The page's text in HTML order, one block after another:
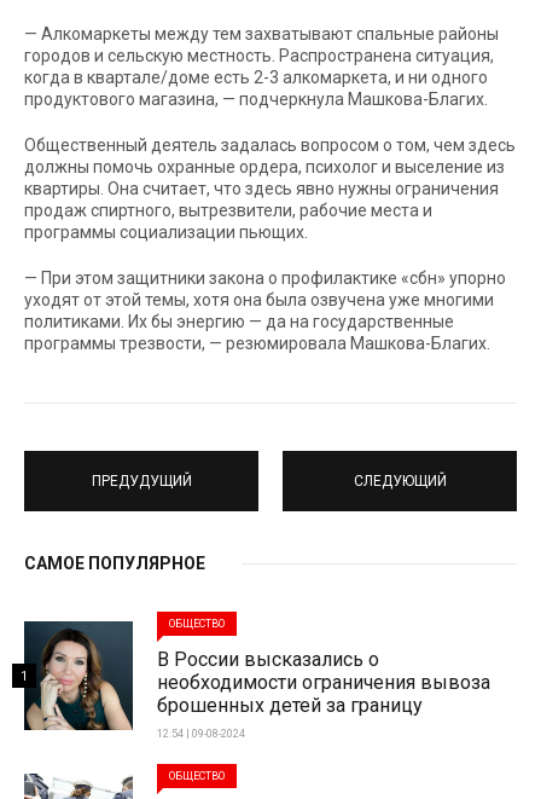
— Алкомаркеты между тем захватывают спальные районы
городов и сельскую местность. Распространена ситуация,
когда в квартале/доме есть 2-3 алкомаркета, и ни одного
продуктового магазина, — подчеркнула Машкова-Благих.
Общественный деятель задалась вопросом о том, чем здесь
должны помочь охранные ордера, психолог и выселение из
квартиры. Она считает, что здесь явно нужны ограничения
продаж спиртного, вытрезвители, рабочие места и
программы социализации пьющих.
— При этом защитники закона о профилактике «сбн» упорно
уходят от этой темы, хотя она была озвучена уже многими
политиками. Их бы энергию — да на государственные
программы трезвости, — резюмировала Машкова-Благих.
ПРЕДУДУЩИЙ СЛЕДУЮЩИЙ
САМОЕ ПОПУЛЯРНОЕ
ОБЩЕСТВО
В России высказались о
необходимости ограничения вывоза
брошенных детей за границу
12:54 | 09-08-2024
1
ОБЩЕСТВО